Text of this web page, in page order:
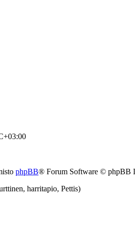
phpBB® Forum Software © phpBB
harritapio, Pettis)